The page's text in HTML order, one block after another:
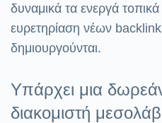
δυναμικά τα ενεργά
ευρετηρίαση νέων
δημιουργούνται.
Υπάρχει μια
διακομιστή